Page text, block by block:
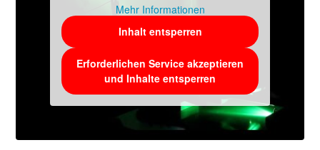
Mehr Informationen
Inhalt entsperren
Erforderlichen Service akzeptieren
und Inhalte entsperren